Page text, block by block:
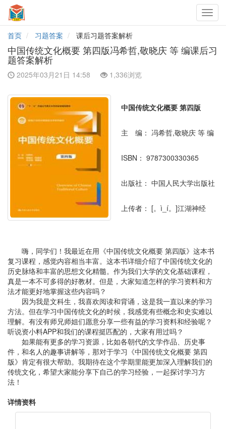
首页
习题答案 课后习题答案解析
中国传统文化概要 第四版冯希哲,敬晓庆 等 编课后习
题答案解析
2025年03月21日 14:58 1,336浏览
中国传统文化概要 第四版
主 编： 冯希哲,敬晓庆 等 编
ISBN： 9787300330365
出版社： 中国人民大学出版社
上传者： [。ì_í。]江湖神经
嗨，同学们！我最近在用《中国传统文化概要 第四版》这本书
复习课程，感觉内容相当丰富。这本书详细介绍了中国传统文化的
历史脉络和丰富的思想文化精髓。作为我们大学的文化基础课程，
真是一本不可多得的好教材。但是，大家知道怎样的学习资料和方
法才能更好地掌握这些内容吗？
因为我是文科生，我喜欢阅读和背诵，这是我一直以来的学习
方法。但在学习中国传统文化的时候，我感觉有些概念和史实难以
理解。有没有师兄师姐们愿意分享一些有益的学习资料和经验呢？
听说资小料APP和我们的课程挺匹配的，大家有用过吗？
如果能有更多的学习资源，比如各朝代的文学作品、历史事
件，和名人的趣事讲解等，那对于学习《中国传统文化概要 第四
版》肯定有很大帮助。我期待在这个学期里能更加深入理解我们的
传统文化，希望大家能分享下自己的学习经验，一起探讨学习方
法！
详情资料